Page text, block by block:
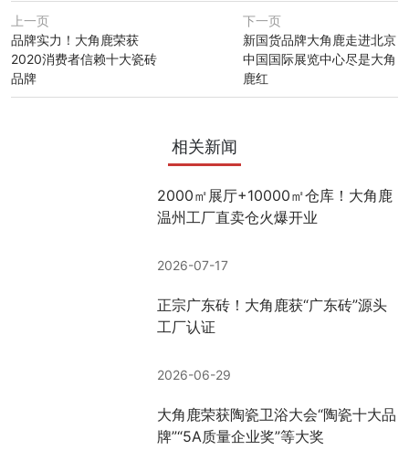
上一页
品牌实力！大角鹿荣获
2020消费者信赖十大瓷砖
品牌
下一页
新国货品牌大角鹿走进北京
中国国际展览中心尽是大角
鹿红
相关新闻
2000㎡展厅+10000㎡仓库！大角鹿
温州工厂直卖仓火爆开业
2026-07-17
正宗广东砖！大角鹿获“广东砖”源头
工厂认证
2026-06-29
大角鹿荣获陶瓷卫浴大会“陶瓷十大品
牌”“5A质量企业奖”等大奖